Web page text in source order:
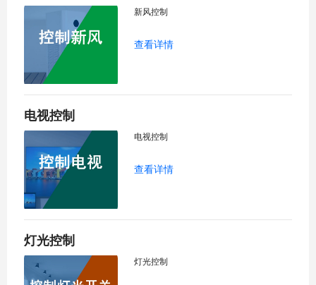
新风控制
查看详情
电视控制
电视控制
查看详情
灯光控制
灯光控制